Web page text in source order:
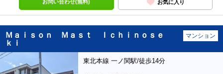
お問い合わせ(無料) お気に入り
Ｍａｉｓｏｎ Ｍａｓｔ Ｉｃｈｉｎｏｓｅ
ｋｉ
マンション
東北本線 一ノ関駅/徒歩14分